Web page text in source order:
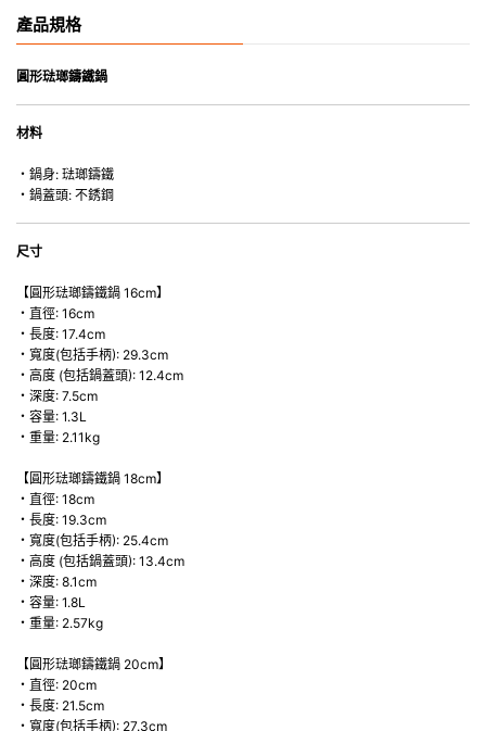
• 重身的鍋蓋能有助防止蒸氣溜走,易於 保持食物的原汁原味。
• 琺瑯抗酸鹼，不會殘留氣味，安全衛生。
產品規格
圓形琺瑯鑄鐵鍋
材料
・鍋身: 琺瑯鑄鐵
・鍋蓋頭: 不銹鋼
尺寸
【圓形琺瑯鑄鐵鍋 16cm】
・直徑: 16cm
・長度: 17.4cm
・寬度(包括手柄): 29.3cm
・高度 (包括鍋蓋頭): 12.4cm
・深度: 7.5cm
・容量: 1.3L
・重量: 2.11kg
【圓形琺瑯鑄鐵鍋 18cm】
・直徑: 18cm
・長度: 19.3cm
・寬度(包括手柄): 25.4cm
・高度 (包括鍋蓋頭): 13.4cm
・深度: 8.1cm
・容量: 1.8L
・重量: 2.57kg
【圓形琺瑯鑄鐵鍋 20cm】
・直徑: 20cm
・長度: 21.5cm
・寬度(包括手柄): 27.3cm